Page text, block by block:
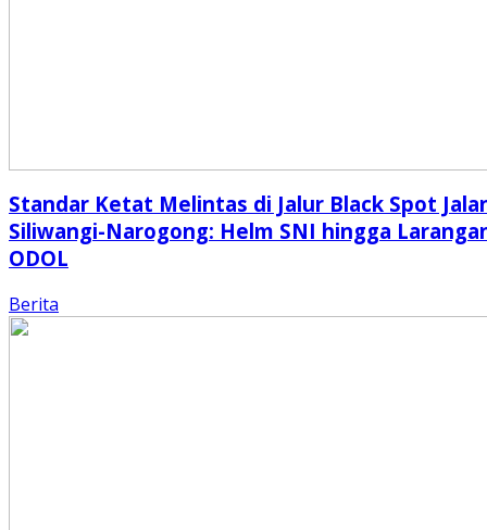
Standar Ketat Melintas di Jalur Black Spot
Siliwangi-Narogong: Helm SNI hingga
ODOL
Berita